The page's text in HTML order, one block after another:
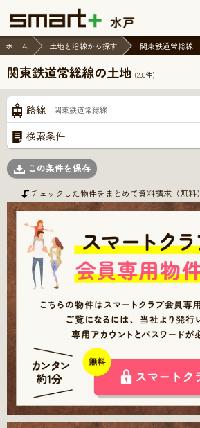
ホーム 土地を沿線から探す 関東鉄道常総線
関東鉄道常総線の土地 (230件)
路線 関東鉄道常総線
検索条件
この条件を保存
チェックした物件をまとめて資料請求（無料）